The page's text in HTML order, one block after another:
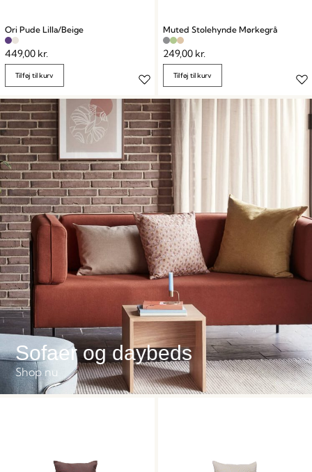
Ori Pude Lilla/Beige
449,00 kr.
Tilføj til kurv
Muted Stolehynde Mørkegrå
249,00 kr.
Tilføj til kurv
Sofaer og daybeds
Shop nu